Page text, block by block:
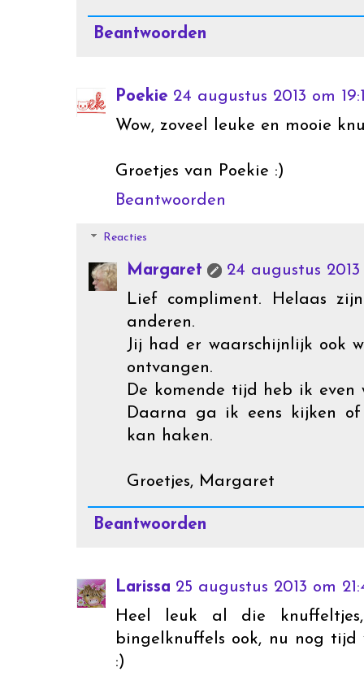
Beantwoorden
Poekie 24 augustus 2013 om
Wow, zoveel leuke en mooie
Groetjes van Poekie :)
Beantwoorden
Reacties
Margaret
24 augustus 2013
Lief compliment. Helaas
anderen.
Jij had er waarschijnlijk ook
ontvangen.
De komende tijd heb ik
Daarna ga ik eens kijken
kan haken.
Groetjes, Margaret
Beantwoorden
Larissa 25 augustus 2013 om
Heel leuk al die
bingelknuffels ook, nu nog
:)